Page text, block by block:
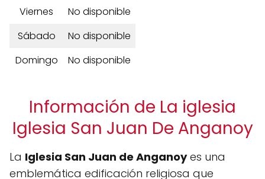
Viernes
No disponible
Sábado
No disponible
Domingo
No disponible
Información de La iglesia
Iglesia San Juan De Anganoy
La Iglesia San Juan de Anganoyes una
emblemática edificación religiosa que